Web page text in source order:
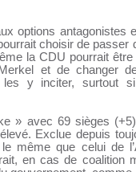
options antagonistes
choisir de passer
la CDU pourrait
et de changer
y inciter, surtout si
» avec 69 sièges
Exclue depuis
même que celui de
en cas de coalition